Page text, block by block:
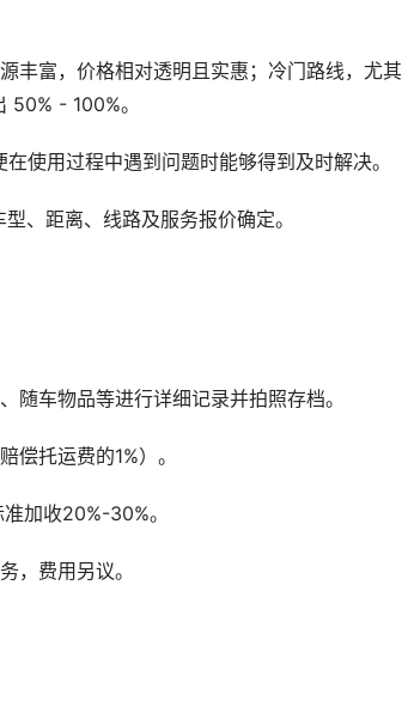
丰富，价格相对透明且实惠；冷门路线，尤
- 100%。
使用过程中遇到问题时能够得到及时解决。
、距离、线路及服务报价确定。
随车物品等进行详细记录并拍照存档。
托运费的1%）。
加收20%-30%。
，费用另议。